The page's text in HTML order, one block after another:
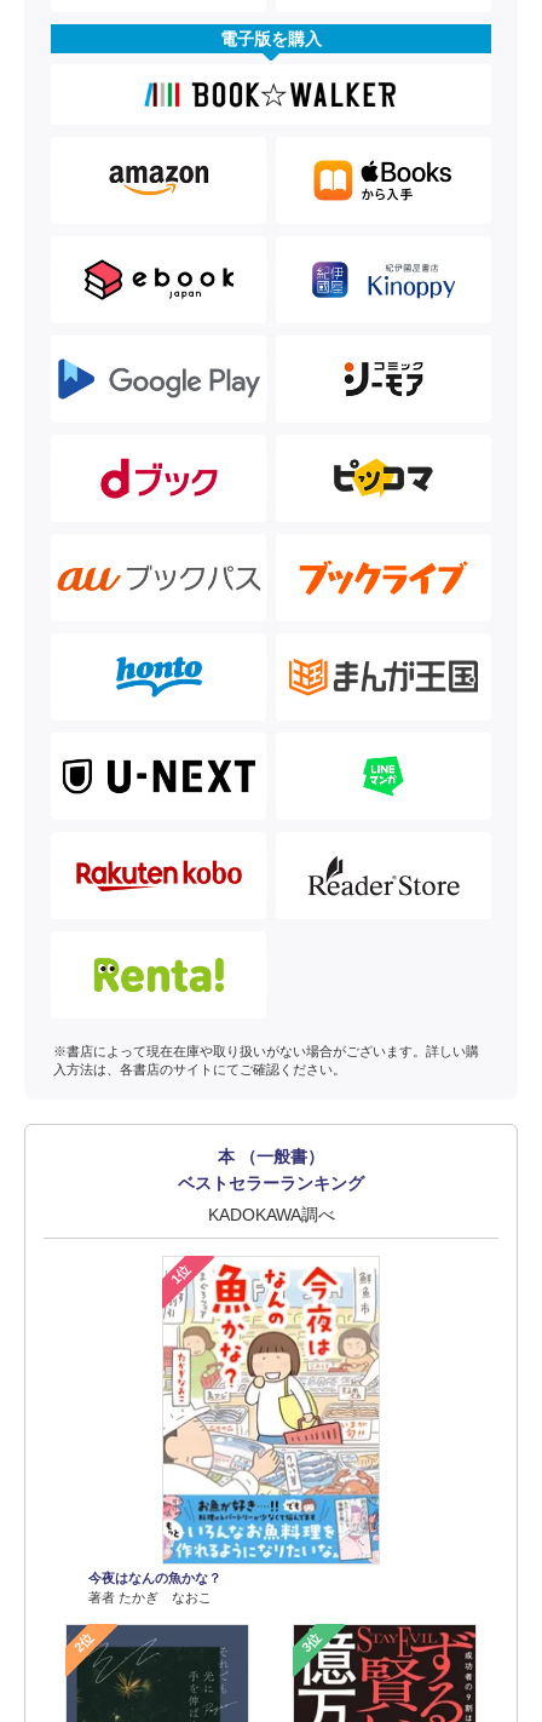
電子版を購入
※書店によって現在在庫や取り扱いがない場合がございます。詳しい購
入方法は、各書店のサイトにてご確認ください。
本 （一般書）
ベストセラーランキング
KADOKAWA調べ
1位
今夜はなんの魚かな？
著者 たかぎ なおこ
2位 3位